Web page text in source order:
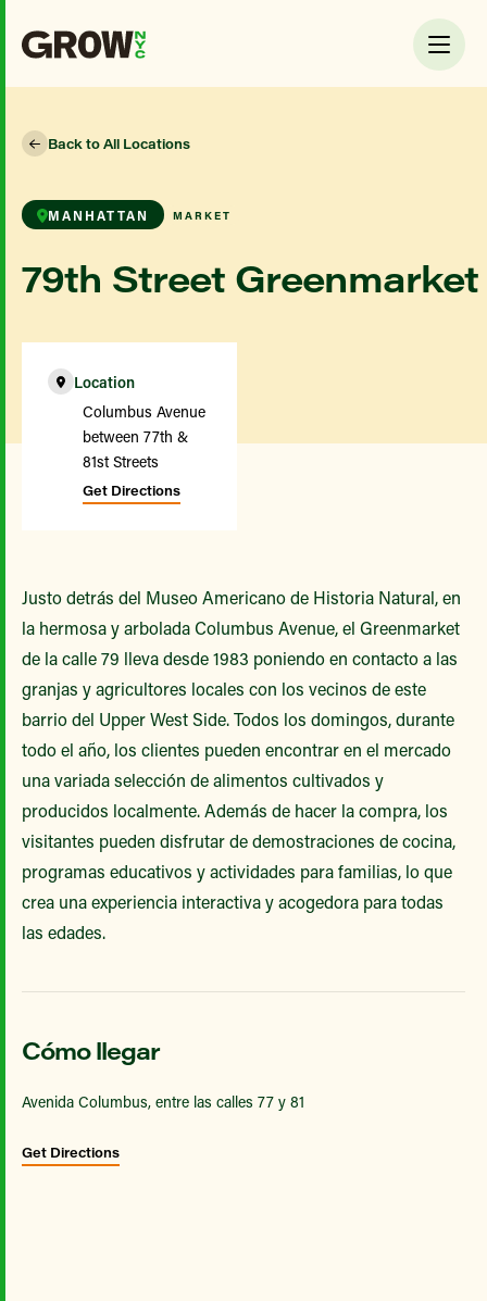
Back to All Locations
MANHATTAN MARKET
79th Street Greenmarket
Location
Columbus Avenue
between 77th &
81st Streets
Get Directions
Justo detrás del Museo Americano de Historia Natural, en
la hermosa y arbolada Columbus Avenue, el Greenmarket
de la calle 79 lleva desde 1983 poniendo en contacto a las
granjas y agricultores locales con los vecinos de este
barrio del Upper West Side. Todos los domingos, durante
todo el año, los clientes pueden encontrar en el mercado
una variada selección de alimentos cultivados y
producidos localmente. Además de hacer la compra, los
visitantes pueden disfrutar de demostraciones de cocina,
programas educativos y actividades para familias, lo que
crea una experiencia interactiva y acogedora para todas
las edades.
Cómo llegar
Avenida Columbus, entre las calles 77 y 81
Get Directions